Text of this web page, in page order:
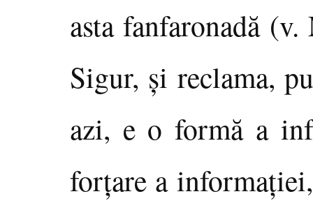
asta fanfaronadă
Sigur, şi reclama,
azi, e o formă a
forţare a